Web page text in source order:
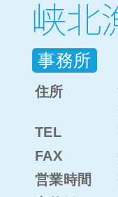
事務所
住所
TEL
FAX
営業時間